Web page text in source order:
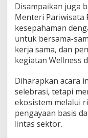
Disampaikan juga
Menteri Pariwisata
kesepahaman
untuk bersama-
kerja sama, dan
kegiatan Wellness
Diharapkan acara
selebrasi, tetapi
ekosistem melalui
pengayaan basis
lintas sektor.